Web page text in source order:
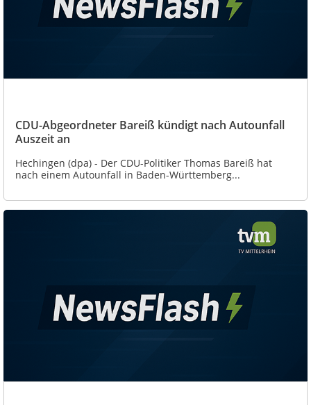
CDU-Abgeordneter Bareiß kündigt nach Autounfall
Auszeit an
Hechingen (dpa) - Der CDU-Politiker Thomas Bareiß hat
nach einem Autounfall in Baden-Württemberg...